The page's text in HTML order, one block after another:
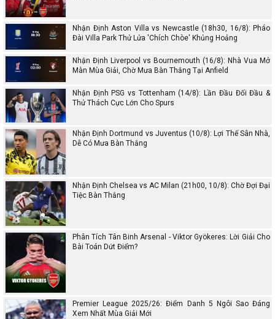
Nhận Định Aston Villa vs Newcastle (18h30, 16/8): Pháo
Đài Villa Park Thử Lửa 'Chích Chòe' Khủng Hoảng
Nhận Định Liverpool vs Bournemouth (16/8): Nhà Vua Mở
Màn Mùa Giải, Chờ Mưa Bàn Thắng Tại Anfield
Nhận Định PSG vs Tottenham (14/8): Lần Đầu Đối Đầu &
Thử Thách Cực Lớn Cho Spurs
Nhận Định Dortmund vs Juventus (10/8): Lợi Thế Sân Nhà,
Dễ Có Mưa Bàn Thắng
Nhận Định Chelsea vs AC Milan (21h00, 10/8): Chờ Đợi Đại
Tiệc Bàn Thắng
Phân Tích Tân Binh Arsenal - Viktor Gyökeres: Lời Giải Cho
Bài Toán Dứt Điểm?
Premier League 2025/26: Điểm Danh 5 Ngôi Sao Đáng
Xem Nhất Mùa Giải Mới